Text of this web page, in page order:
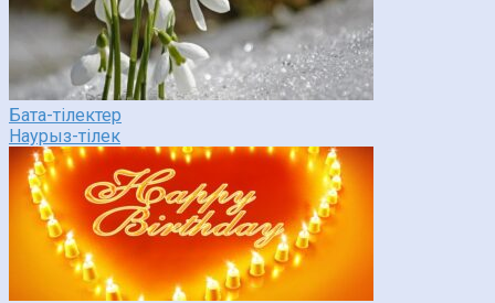
Бата-тілектер
Наурыз-тілек